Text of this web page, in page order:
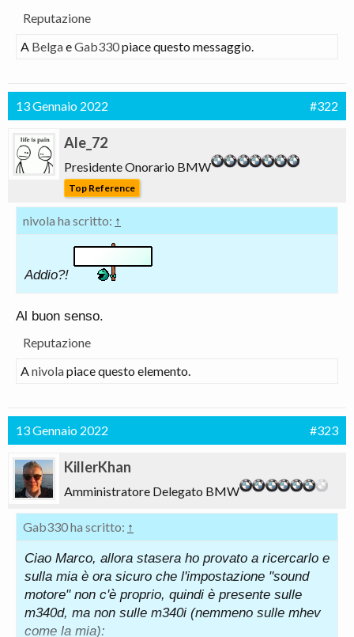
Reputazione
A BelgaeGab330piace questo messaggio.
13 Gennaio 2022 #322
Ale_72
Presidente Onorario BMW
Top Reference
nivola ha scritto: ↑
Addio?!
Al buon senso.
Reputazione
Anivolapiace questo elemento.
13 Gennaio 2022 #323
KillerKhan
Amministratore Delegato BMW
Gab330 ha scritto: ↑
Ciao Marco, allora stasera ho provato a ricercarlo e
sulla mia è ora sicuro che l'impostazione "sound
motore" non c'è proprio, quindi è presente sulle
m340d, ma non sulle m340i (nemmeno sulle mhev
come la mia):